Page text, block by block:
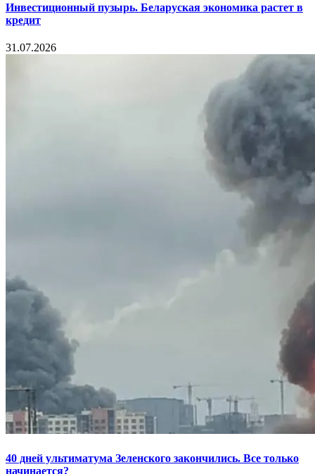
Инвестиционный пузырь. Беларуская экономика растет в
кредит
31.07.2026
40 дней ультиматума Зеленского закончились. Все только
начинается?